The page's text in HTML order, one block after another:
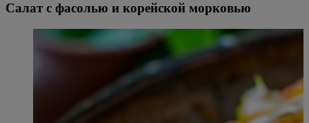
Салат с фасолью и корейской морковью